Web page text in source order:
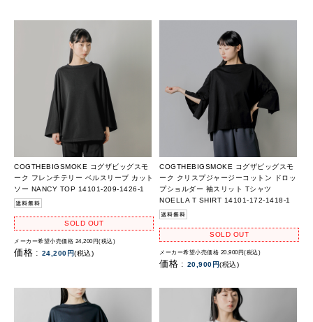
COGTHEBIGSMOKE コグザビッグスモ
ーク フレンチテリー ベルスリーブ カット
ソー NANCY TOP 14101-209-1426-1
SOLD OUT
メーカー希望小売価格 24,200円(税込)
価格 : 24,200円(税込)
COGTHEBIGSMOKE コグザビッグスモ
ーク クリスプジャージーコットン ドロッ
プショルダー 袖スリット Tシャツ
NOELLA T SHIRT 14101-172-1418-1
SOLD OUT
メーカー希望小売価格 20,900円(税込)
価格 : 20,900円(税込)